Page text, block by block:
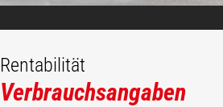
Rentabilität
Verbrauchsangaben